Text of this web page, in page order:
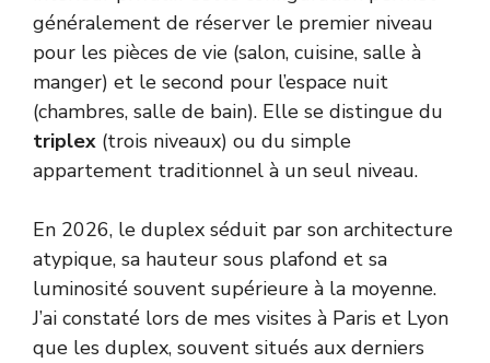
généralement de réserver le premier niveau
pour les pièces de vie (salon, cuisine, salle à
manger) et le second pour l’espace nuit
(chambres, salle de bain). Elle se distingue du
triplex (trois niveaux) ou du simple
appartement traditionnel à un seul niveau.
En 2026, le duplex séduit par son architecture
atypique, sa hauteur sous plafond et sa
luminosité souvent supérieure à la moyenne.
J’ai constaté lors de mes visites à Paris et Lyon
que les duplex, souvent situés aux derniers